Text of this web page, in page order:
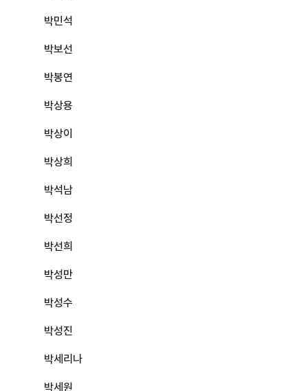
박민석
박보선
박봉연
박상용
박상이
박상희
박석남
박선정
박선희
박성만
박성수
박성진
박세리나
박세원